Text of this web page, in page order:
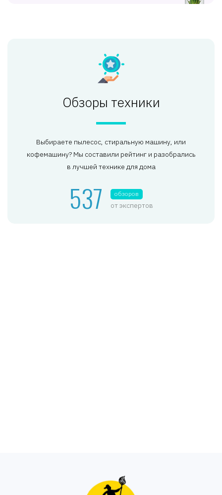
Обзоры техники
Выбираете пылесос, стиральную машину, или
кофемашину? Мы составили рейтинг и разобрались
в лучшей технике для дома
537 обзоров
от экспертов